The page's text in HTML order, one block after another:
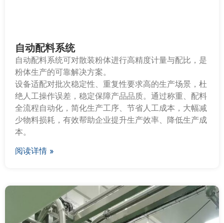
自动配料系统
自动配料系统可对散装粉体进行高精度计量与配比，是
粉体生产的可靠解决方案。
设备适配对批次稳定性、重复性要求高的生产场景，杜
绝人工操作误差，稳定保障产品品质。通过称重、配料
全流程自动化，简化生产工序、节省人工成本，大幅减
少物料损耗，有效帮助企业提升生产效率、降低生产成
本。
阅读详情 »